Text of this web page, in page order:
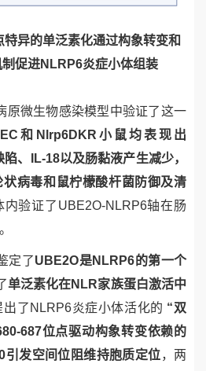
异的单泛素化通过构象转变和
促进NLRP6炎症小体组装
原微生物感染模型中验证了这一
和 Nlrp6DKR 小鼠均表现出
、 IL-18以及肠黏液产生减少，
病毒和鼠柠檬酸杆菌防御及清
内验证了 UBE2O-NLRP6轴在肠
定了UBE2O是NLRP6的第一个
单泛素化在NLR家族蛋白激活中
出了 NLRP6炎症小体活化的 “双
687位点驱动构象转变依赖的
引发空间位阻维持胞质定位，两